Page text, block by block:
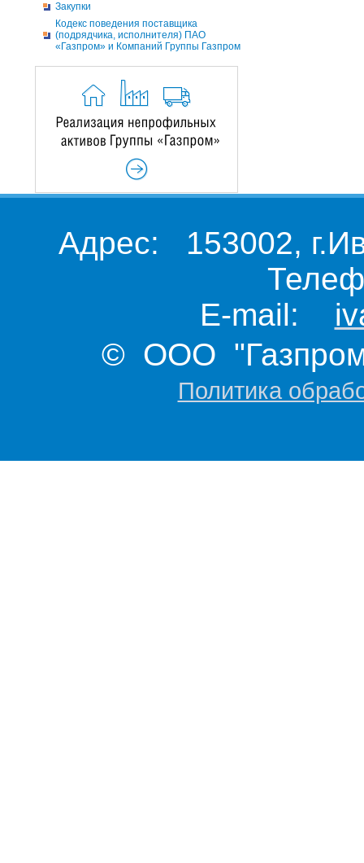
Закупки
Кодекс поведения поставщика
(подрядчика, исполнителя) ПАО
«Газпром» и Компаний Группы Газпром
Адрес: 153002,
E-mail:
© ООО "Газпром
Политика